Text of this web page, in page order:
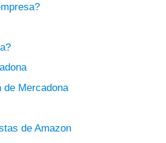
de Mercadona
de Amazon